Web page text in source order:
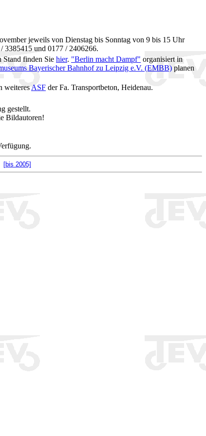
jeweils von Dienstag bis Sonntag von 9 bis 15 Uhr
3385415 und 0177 / 2406266.
Stand finden Sie hier. "Berlin macht Dampf" organisiert in
Bayerischer Bahnhof zu Leipzig e.V. (EMBB) planen
weiteres ASF der Fa. Transportbeton, Heidenau.
gestellt.
Bildautoren!
[bis 2005]